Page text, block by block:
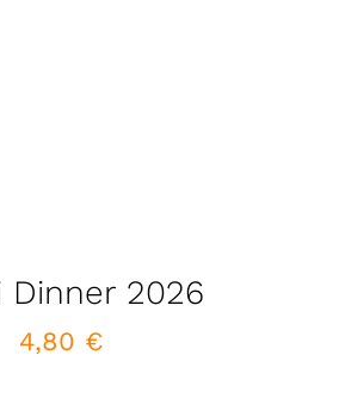
Dinner 2026
4,80 €